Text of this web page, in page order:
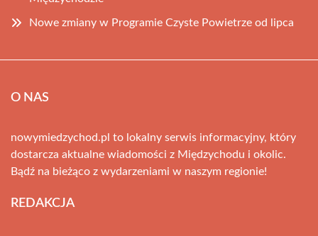
Nowe zmiany w Programie Czyste Powietrze od lipca
O NAS
nowymiedzychod.pl to lokalny serwis informacyjny, który
dostarcza aktualne wiadomości z Międzychodu i okolic.
Bądź na bieżąco z wydarzeniami w naszym regionie!
REDAKCJA